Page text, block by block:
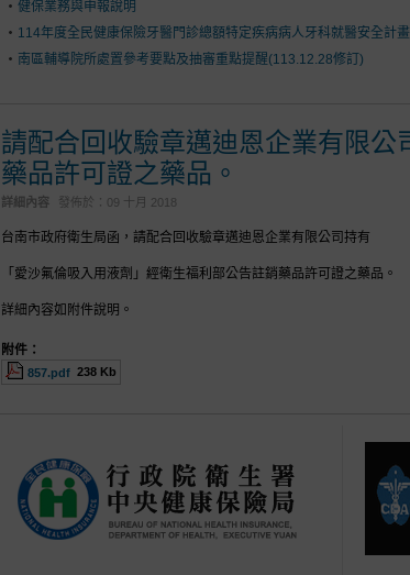
健保業務與申報說明
114年度全民健康保險牙醫門診總額特定疾病病人牙科就醫安全計
南區輔導院所處置參考要點及抽審重點提醒(113.12.28修訂)
請配合回收驗章邁迪恩企業有限
藥品許可證之藥品。
詳細內容 發佈於： 09 十月 2018
台南市政府衛生局函，請配合回收驗章邁迪恩企業有限公司持有
「愛沙氟倫吸入用液劑」經衛生福利部公告註銷藥品許可證之藥品。
詳細內容如附件說明。
附件：
857.pdf 238 Kb